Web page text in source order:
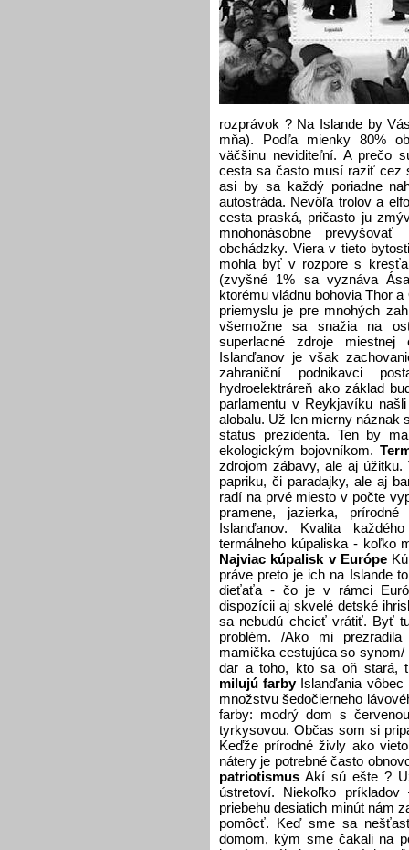
rozprávok ? Na Islande by
mňa). Podľa mienky 80%
väčšinu neviditeľní. A prečo
cesta sa často musí raziť cez
asi by sa každý poriadne
autostráda. Nevôľa trolov a
cesta praská, pričasto ju
mnohonásobne
obchádzky. Viera v tieto
mohla byť v rozpore s
(zvyšné 1% sa vyznáva
ktorému vládnu bohovia Thor
priemyslu je pre mnohých
všemožne sa snažia na
superlacné zdroje
Islanďanov je však
zahraniční podnikavci
hydroelektráreň ako základ
parlamentu v Reykjavíku
alobalu. Už len mierny náznak
status prezidenta. Ten by
ekologickým bojovníkom.
zdrojom zábavy, ale aj
papriku, či paradajky, ale aj
radí na prvé miesto v počte
pramene, jazierka,
Islanďanov. Kvalita
termálneho kúpaliska - koľko
Najviac kúpalisk v Európe
práve preto je ich na Islande
dieťaťa - čo je v rámci
dispozícii aj skvelé detské
sa nebudú chcieť vrátiť. Byť
problém. /Ako mi
mamička cestujúca so
dar a toho, kto sa oň stará,
milujú farbyIslanďania vôbec
množstvu šedočierneho
farby: modrý dom s
tyrkysovou. Občas som si
Keďže prírodné živly ako
nátery je potrebné často
patriotismus Akí sú ešte ?
ústretoví. Niekoľko
priebehu desiatich minút nám
pomôcť. Keď sme sa
domom, kým sme čakali na